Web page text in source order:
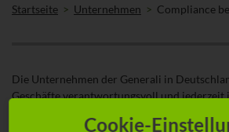
Startseite
Unternehmen Compliance
Die Unternehmen der Generali in
Geschäfte verantwortungsvoll und jederzeit
individuellen und kollektiven Verantwortung
Cookie-